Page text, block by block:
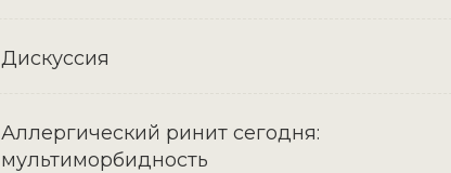
Дискуссия
Аллергический ринит сегодня:
мультиморбидность